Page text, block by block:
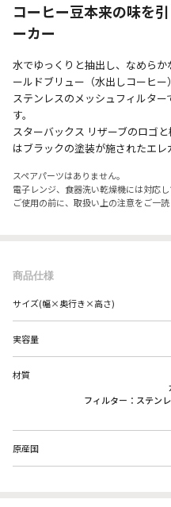
コーヒー豆本来の味を
ーカー
水でゆっくりと抽出し、なめら
ールドブリュー（水出しコーヒー
ステンレスのメッシュフィルタ
す。
スターバックス リザーブのロゴ
はブラックの塗装が施されたエレ
スペアパーツはありません。
電子レンジ、食器洗い乾燥機には対応し
ご使用の前に、取扱い上の注意をご一読
商品仕様
サイズ(幅×奥行き×高さ)
実容量
材質
フィルター：ステン
原産国